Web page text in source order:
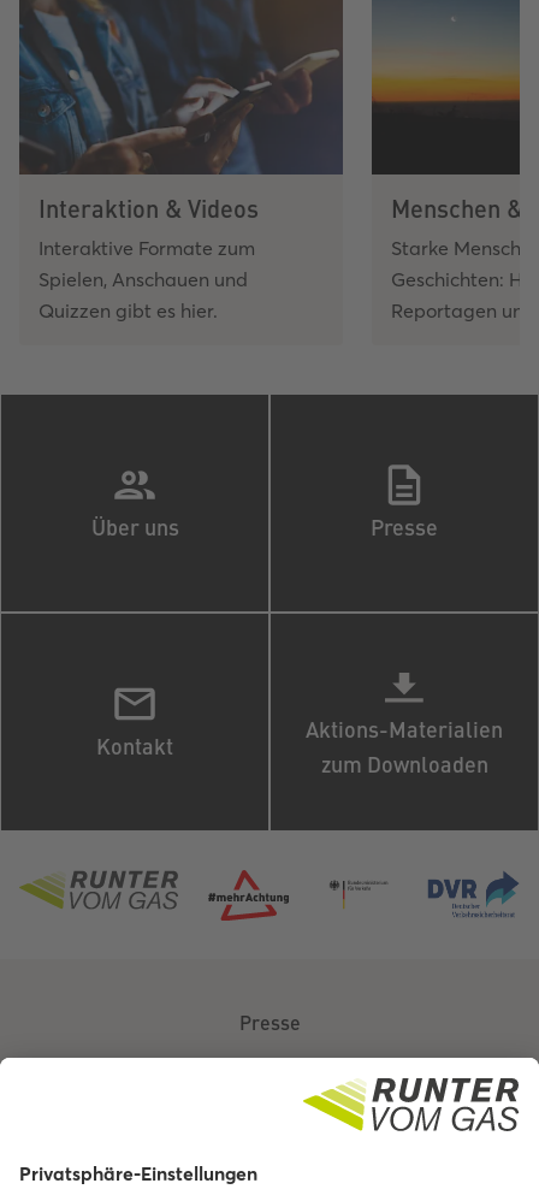
Interaktion & Videos
Interaktive Formate zum
Spielen, Anschauen und
Quizzen gibt es hier.
Menschen &
Starke
Geschichten:
Reportagen
Über uns Presse
Kontakt
Aktions-Materialien
zum Downloaden
Presse